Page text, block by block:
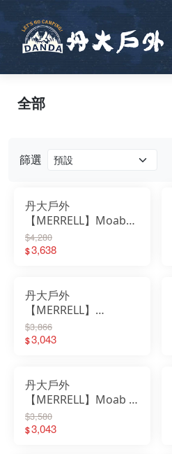
篩選
丹大戶外
【MERRELL】Moab
Speed 2 女款登山越野
鞋 ML00003611｜女鞋
$4,280
$3,638
丹大戶外
【MERRELL】
Explorer Aerosport
輕量休閒戶外女鞋
$3,866
$3,043
丹大戶外
【MERRELL】Moab 3
女款戶外健行鞋
ML00003594｜女鞋｜
$3,580
$3,043
全部